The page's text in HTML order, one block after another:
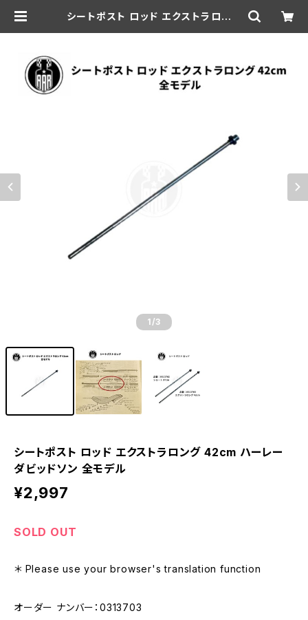
シートポスト ロッド エクストラロング
1 /3
シートポスト ロッド エクストラロング 42cm ハーレー
ダビッドソン 全モデル
¥2,997
SOLD OUT
＊ Please use your browser's translation function
オーダー ナンバー：0313703